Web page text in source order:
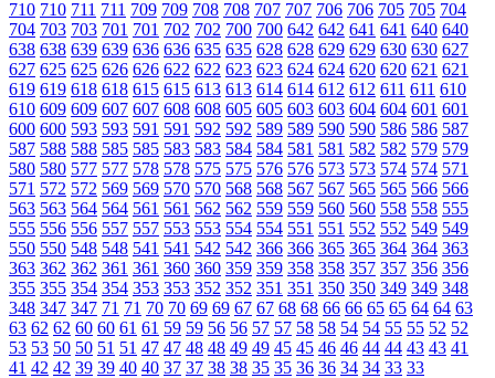
710 710 711 711 709 709 708 708 707 707 706 706 705 705 704
704 703 703 701 701 702 702 700 700 642 642 641 641 640 640
638 638 639 639 636 636 635 635 628 628 629 629 630 630 627
627 625 625 626 626 622 622 623 623 624 624 620 620 621 621
619 619 618 618 615 615 613 613 614 614 612 612 611 611 610
610 609 609 607 607 608 608 605 605 603 603 604 604 601 601
600 600 593 593 591 591 592 592 589 589 590 590 586 586 587
587 588 588 585 585 583 583 584 584 581 581 582 582 579 579
580 580 577 577 578 578 575 575 576 576 573 573 574 574 571
571 572 572 569 569 570 570 568 568 567 567 565 565 566 566
563 563 564 564 561 561 562 562 559 559 560 560 558 558 555
555 556 556 557 557 553 553 554 554 551 551 552 552 549 549
550 550 548 548 541 541 542 542 366 366 365 365 364 364 363
363 362 362 361 361 360 360 359 359 358 358 357 357 356 356
355 355 354 354 353 353 352 352 351 351 350 350 349 349 348
348 347 347 71 71 70 70 69 69 67 67 68 68 66 66 65 65 64 64 63
63 62 62 60 60 61 61 59 59 56 56 57 57 58 58 54 54 55 55 52 52
53 53 50 50 51 51 47 47 48 48 49 49 45 45 46 46 44 44 43 43 41
41 42 42 39 39 40 40 37 37 38 38 35 35 36 36 34 34 33 33